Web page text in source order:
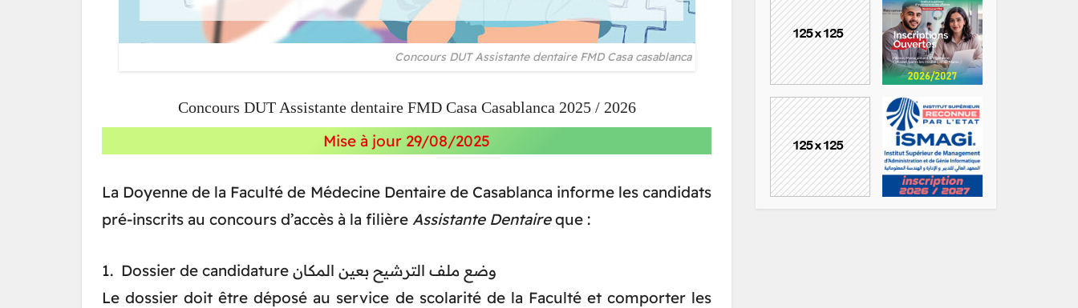
Concours DUT Assistante dentaire FMD Casa casablanca
Concours DUT Assistante dentaire FMD Casa Casablanca 2025 / 2026
Mise à jour 29/08/2025
La Doyenne de la Faculté de Médecine Dentaire de Casablanca informe les candidats
pré-inscrits au concours d’accès à la filière Assistante Dentaireque :
1. Dossier de candidature وضع ملف الترشيح بعين المكان
Le dossier doit être déposé au service de scolarité de la Faculté et comporter les